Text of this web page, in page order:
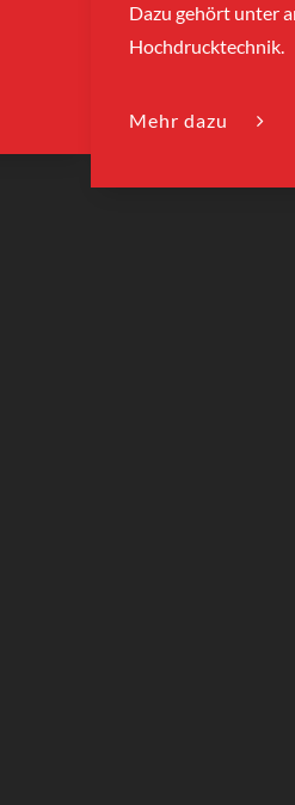
Dazu gehört unter
Hochdrucktechnik.
Mehr dazu